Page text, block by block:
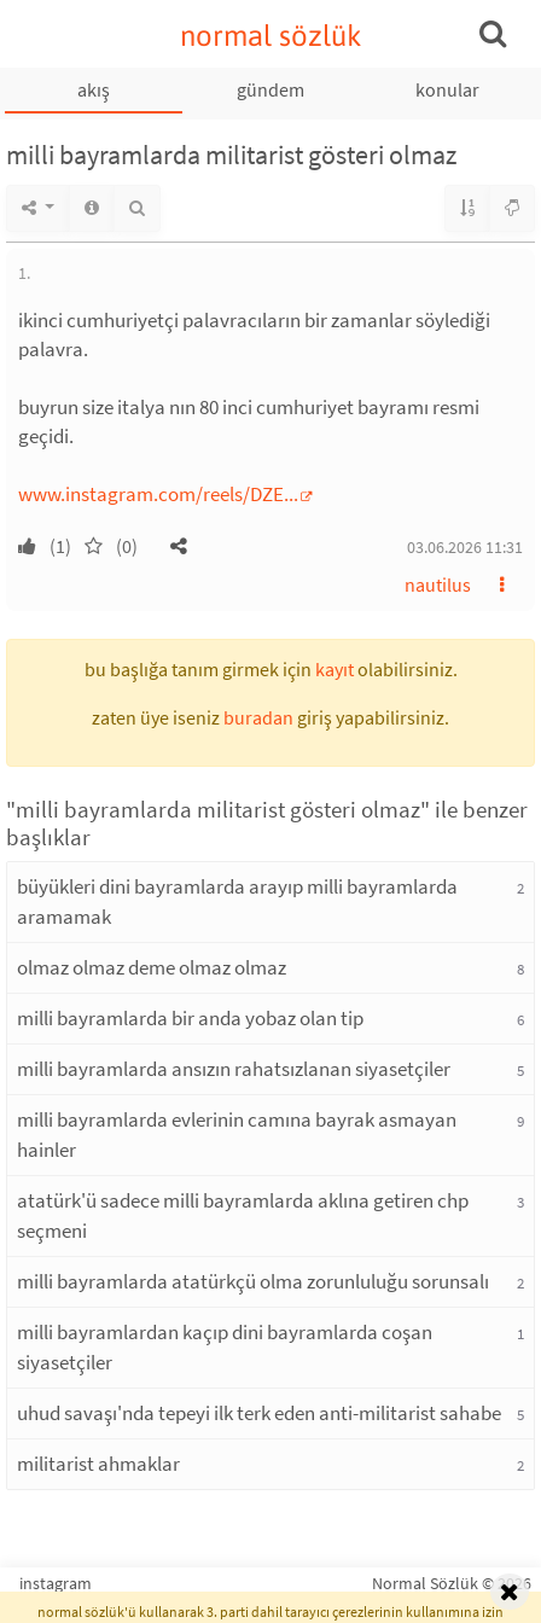
normal sözlük
akış gündem konular
milli bayramlarda militarist gösteri olmaz
1.
ikinci cumhuriyetçi palavracıların bir zamanlar söylediği
palavra.
buyrun size italya nın 80 inci cumhuriyet bayramı resmi
geçidi.
www.instagram.com/reels/DZE...
(1) (0) 03.06.2026 11:31
nautilus
bu başlığa tanım girmek için kayıtolabilirsiniz.
zaten üye iseniz buradan giriş yapabilirsiniz.
"milli bayramlarda militarist gösteri olmaz" ile benzer
başlıklar
büyükleri dini bayramlarda arayıp milli bayramlarda
aramamak
2
olmaz olmaz deme olmaz olmaz 8
milli bayramlarda bir anda yobaz olan tip 6
milli bayramlarda ansızın rahatsızlanan siyasetçiler 5
milli bayramlarda evlerinin camına bayrak asmayan
hainler
9
atatürk'ü sadece milli bayramlarda aklına getiren chp
seçmeni
3
milli bayramlarda atatürkçü olma zorunluluğu sorunsalı 2
milli bayramlardan kaçıp dini bayramlarda coşan
siyasetçiler
1
uhud savaşı'nda tepeyi ilk terk eden anti-militarist sahabe 5
militarist ahmaklar 2
instagram Normal Sözlük © 2026
normal sözlük'ü kullanarak 3. parti dahil tarayıcı çerezlerinin kullanımına izin